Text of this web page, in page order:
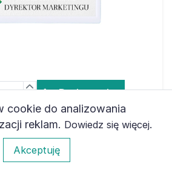
Do koszyka
okienkiem i zapięciam na
biały, 40 x 67 mm
zł
cookie do analizowania
reklam. Dowiedz się więcej.
Akceptuję